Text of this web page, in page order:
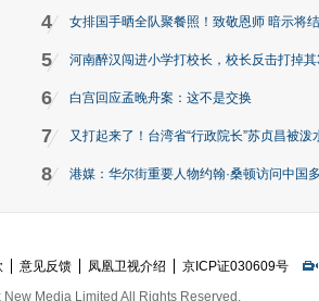
4 女排国手晒全队聚餐照！致敬恩师 暗示将
5 河南醉汉闯进小学打校长，校长反击打掉
6 白宫回应孟晚舟案：这不是交换
7 又打起来了！台湾省“行政院长”苏贞昌被泼
8 港媒：华尔街重要人物约翰·桑顿访问中国
意见反馈 凤凰卫视介绍 京ICP证030609号
Media Limited All Rights Reserved.